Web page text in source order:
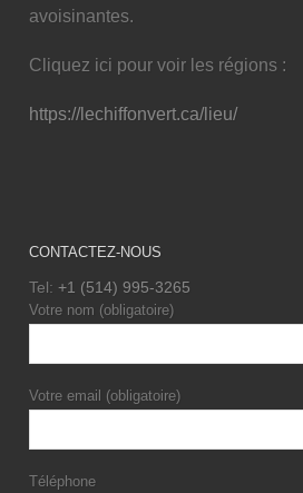
avoisinantes.
Cliquez ici pour voir les régions :
https://lechiffonvert.ca/lieu/
CONTACTEZ-NOUS
Tel:+1 (514) 995-3265
Votre nom (obligatoire)
Votre email (obligatoire)
Téléphone